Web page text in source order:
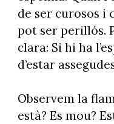
de ser curosos i
pot ser perillós.
clara: Si hi ha
d’estar
Observem la
està? Es mou?